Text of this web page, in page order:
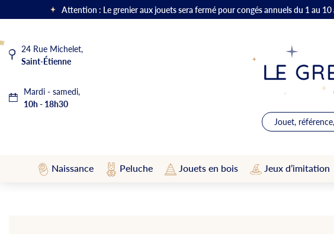
Attention : Le grenier aux jouets sera fermé pour congés annuels du 1 au
24 Rue Michelet,
Saint-Étienne
Mardi - samedi,
10h - 18h30
Naissance Peluche Jouets en bois Jeux d’imitation